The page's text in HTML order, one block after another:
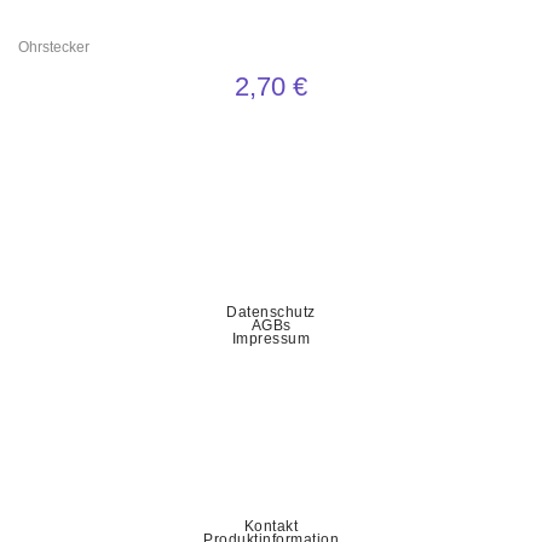
Ohrstecker
2,70 €
Datenschutz
AGBs
Impressum
Kontakt